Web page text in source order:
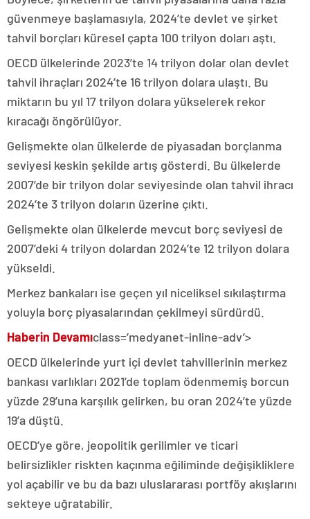
güvenmeye başlamasıyla, 2024’te devlet ve şirket
tahvil borçları küresel çapta 100 trilyon doları aştı.
OECD ülkelerinde 2023’te 14 trilyon dolar olan devlet
tahvil ihraçları 2024’te 16 trilyon dolara ulaştı. Bu
miktarın bu yıl 17 trilyon dolara yükselerek rekor
kıracağı öngörülüyor.
Gelişmekte olan ülkelerde de piyasadan borçlanma
seviyesi keskin şekilde artış gösterdi. Bu ülkelerde
2007’de bir trilyon dolar seviyesinde olan tahvil ihracı
2024’te 3 trilyon doların üzerine çıktı.
Gelişmekte olan ülkelerde mevcut borç seviyesi de
2007’deki 4 trilyon dolardan 2024’te 12 trilyon dolara
yükseldi.
Merkez bankaları ise geçen yıl niceliksel sıkılaştırma
yoluyla borç piyasalarından çekilmeyi sürdürdü.
Haberin Devamıclass=’medyanet-inline-adv’>
OECD ülkelerinde yurt içi devlet tahvillerinin merkez
bankası varlıkları 2021’de toplam ödenmemiş borcun
yüzde 29’una karşılık gelirken, bu oran 2024’te yüzde
19’a düştü.
OECD’ye göre, jeopolitik gerilimler ve ticari
belirsizlikler riskten kaçınma eğiliminde değişikliklere
yol açabilir ve bu da bazı uluslararası portföy akışlarını
sekteye uğratabilir.